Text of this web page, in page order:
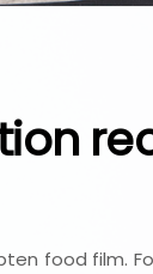
food film.